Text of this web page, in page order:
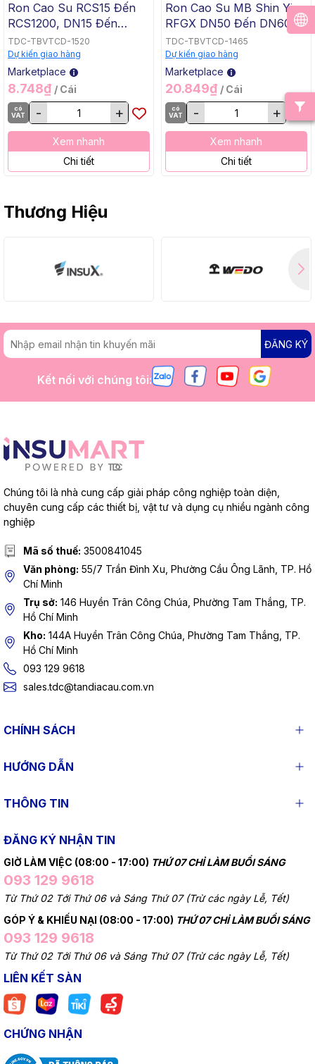
Ron Cao Su RCS15 Đến
RCS1200, DN15 Đến
DN1200, 21mm Đến
1220mm
TDC-TBVTCD-1520
Dự kiến giao hàng
Marketplace
8.748₫ / Cái
có
VAT
- +
Xem nhanh
Chi tiết
Ron Cao Su MB Shin Yi
RFGX DN50 Đến DN600,
60mm Đến 610mm, Đen
TDC-TBVTCD-1465
Dự kiến giao hàng
Marketplace
20.849₫ / Cái
có
VAT
- +
Xem nhanh
Chi tiết
Thương Hiệu
ĐĂNG KÝ
Kết nối với chúng tôi:
Chúng tôi là nhà cung cấp giải pháp công nghiệp toàn diện,
chuyên cung cấp các thiết bị, vật tư và dụng cụ nhiều ngành công
nghiệp
Mã số thuế: 3500841045
Văn phòng: 55/7 Trần Đình Xu, Phường Cầu Ông Lãnh, TP. Hồ
Chí Minh
Trụ sở: 146 Huyền Trân Công Chúa, Phường Tam Thắng, TP.
Hồ Chí Minh
Kho: 144A Huyền Trân Công Chúa, Phường Tam Thắng, TP.
Hồ Chí Minh
093 129 9618
sales.tdc@tandiacau.com.vn
CHÍNH SÁCH
HƯỚNG DẪN
THÔNG TIN
ĐĂNG KÝ NHẬN TIN
GIỜ LÀM VIỆC (08:00 - 17:00) THỨ 07 CHỈ LÀM BUỔI SÁNG
093 129 9618
Từ Thứ 02 Tới Thứ 06 và Sáng Thứ 07 (Trừ các ngày Lễ, Tết)
GÓP Ý & KHIẾU NẠI (08:00 - 17:00) THỨ 07 CHỈ LÀM BUỔI SÁNG
093 129 9618
Từ Thứ 02 Tới Thứ 06 và Sáng Thứ 07 (Trừ các ngày Lễ, Tết)
LIÊN KẾT SÀN
CHỨNG NHẬN